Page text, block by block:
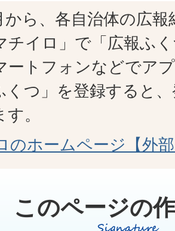
ら、各自治体の広
チイロ」で「広報ふ
ートフォンなどでア
くつ」を登録すると
。
のホームページ【外
このページの